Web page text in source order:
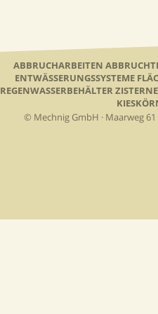
ABBRUCHARBEITEN
ENTWÄSSERUNGSSYSTEME
REGENWASSERBEHÄLTER
© Mechnig GmbH · Maarweg 61